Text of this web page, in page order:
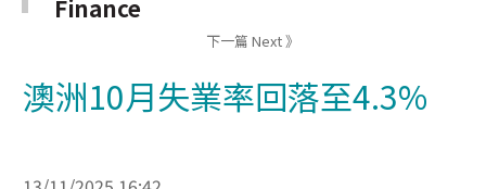
Finance
下一篇 Next 》
澳洲10月失業率回落至4.3%